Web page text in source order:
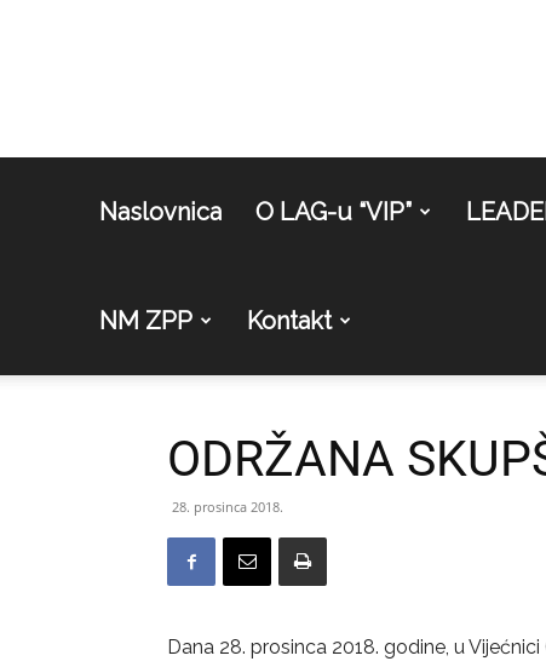
Naslovnica O LAG-u “VIP”
NM ZPP Kontakt
ODRŽANA
28. prosinca 2018.
Dana 28. prosinca 2018. godine, u